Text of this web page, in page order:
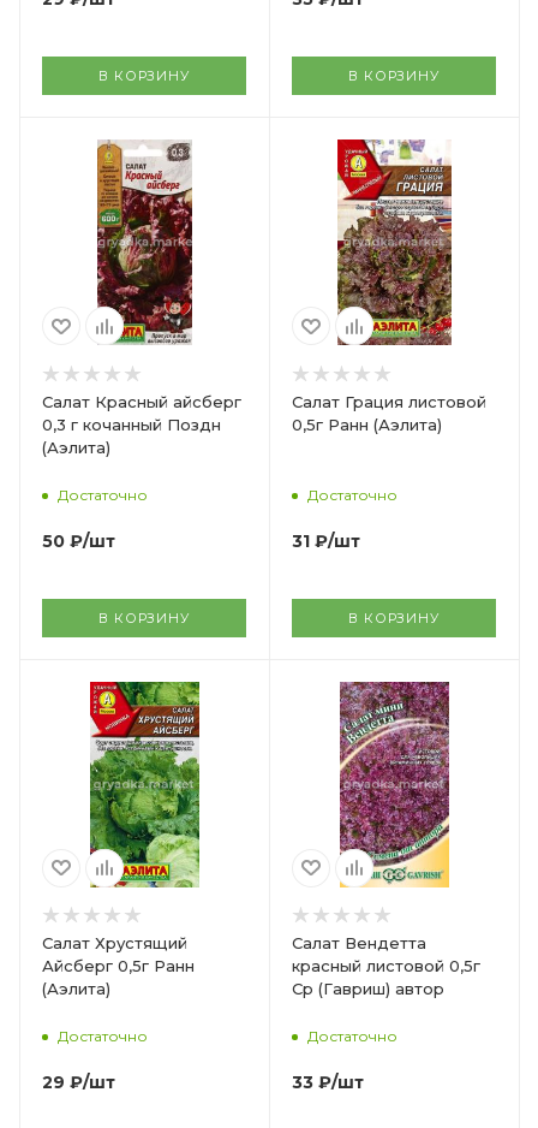
В КОРЗИНУ В КОРЗИНУ
Салат Красный айсберг
0,3 г кочанный Поздн
(Аэлита)
Достаточно
50 ₽/шт
В КОРЗИНУ
Салат Грация листовой
0,5г Ранн (Аэлита)
Достаточно
31 ₽/шт
В КОРЗИНУ
Салат Хрустящий
Айсберг 0,5г Ранн
(Аэлита)
Достаточно
29 ₽/шт
Салат Вендетта
красный листовой 0,5г
Ср (Гавриш) автор
Достаточно
33 ₽/шт